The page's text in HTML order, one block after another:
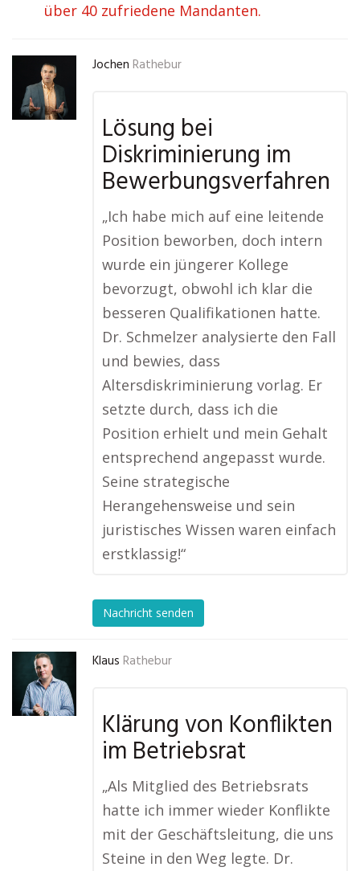
über 40 zufriedene Mandanten.
Jochen Rathebur
Lösung bei
Diskriminierung im
Bewerbungsverfahren
„Ich habe mich auf eine leitende
Position beworben, doch intern
wurde ein jüngerer Kollege
bevorzugt, obwohl ich klar die
besseren Qualifikationen hatte.
Dr. Schmelzer analysierte den Fall
und bewies, dass
Altersdiskriminierung vorlag. Er
setzte durch, dass ich die
Position erhielt und mein Gehalt
entsprechend angepasst wurde.
Seine strategische
Herangehensweise und sein
juristisches Wissen waren einfach
erstklassig!“
Nachricht senden
Klaus Rathebur
Klärung von Konflikten
im Betriebsrat
„Als Mitglied des Betriebsrats
hatte ich immer wieder Konflikte
mit der Geschäftsleitung, die uns
Steine in den Weg legte. Dr.